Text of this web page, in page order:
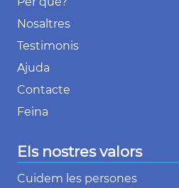
Nosaltres
Testimonis
Ajuda
Contacte
Feina
Els nostres valors
Cuidem les persones